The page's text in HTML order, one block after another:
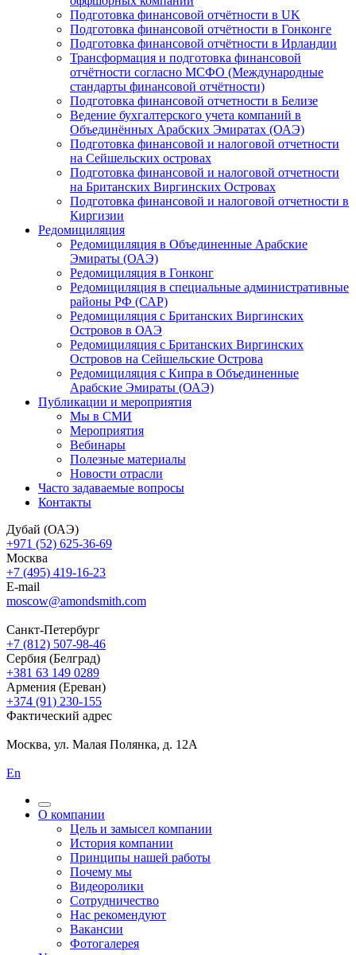
Подготовка финансовой отчётности в UK
Подготовка финансовой отчётности в Гонконге
Подготовка финансовой отчётности в Ирландии
Трансформация и подготовка финансовой
отчётности согласно МСФО (Международные
стандарты финансовой отчётности)
Подготовка финансовой отчетности в Белизе
Ведение бухгалтерского учета компаний в
Объединённых Арабских Эмиратах (ОАЭ)
Подготовка финансовой и налоговой отчетности
на Сейшельских островах
Подготовка финансовой и налоговой отчетности
на Британских Виргинских Островах
Подготовка финансовой и налоговой отчетности в
Киргизии
Редомициляция
Редомициляция в Объединенные Арабские
Эмираты (ОАЭ)
Редомициляция в Гонконг
Редомициляция в специальные административные
районы РФ (САР)
Редомициляция с Британских Виргинских
Островов в ОАЭ
Редомициляция с Британских Виргинских
Островов на Сейшельские Острова
Редомициляция с Кипра в Объединенные
Арабские Эмираты (ОАЭ)
Публикации и мероприятия
Мы в СМИ
Мероприятия
Вебинары
Полезные материалы
Новости отрасли
Часто задаваемые вопросы
Контакты
Дубай (ОАЭ)
+971 (52) 625-36-69
Москва
+7 (495) 419-16-23
E-mail
moscow@amondsmith.com
Санкт-Петербург
+7 (812) 507-98-46
Сербия (Белград)
+381 63 149 0289
Армения (Ереван)
+374 (91) 230-155
Фактический адрес
Москва, ул. Малая Полянка, д. 12А
En
О компании
Цель и замысел компании
История компании
Принципы нашей работы
Почему мы
Видеоролики
Сотрудничество
Нас рекомендуют
Вакансии
Фотогалерея